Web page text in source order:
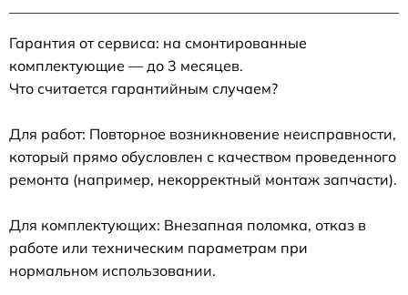
Гарантия от сервиса: на смонтированные
комплектующие — до 3 месяцев.
Что считается гарантийным случаем?
Для работ: Повторное возникновение неисправности,
который прямо обусловлен с качеством проведенного
ремонта (например, некорректный монтаж запчасти).
Для комплектующих: Внезапная поломка, отказ в
работе или техническим параметрам при
нормальном использовании.